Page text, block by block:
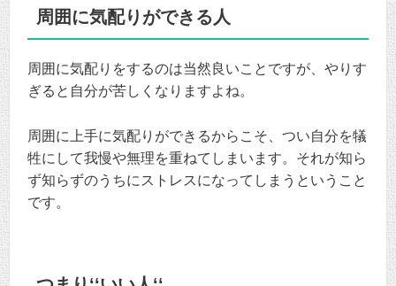
周囲に気配りができる人
周囲に気配りをするのは当然良いことですが、やりす
ぎると自分が苦しくなりますよね。
周囲に上手に気配りができるからこそ、つい自分を犠
牲にして我慢や無理を重ねてしまいます。それが知ら
ず知らずのうちにストレスになってしまうということ
です。